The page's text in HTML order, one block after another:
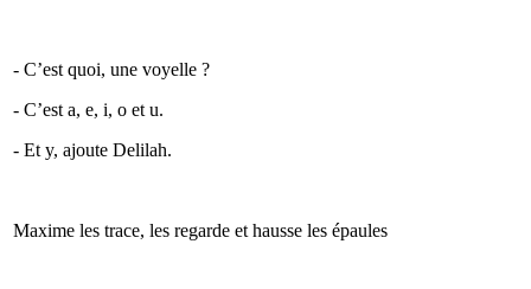
- C’est quoi, une voyelle ?
- C’est a, e, i, o et u.
- Et y, ajoute Delilah.
Maxime les trace, les regarde et hausse les épaules